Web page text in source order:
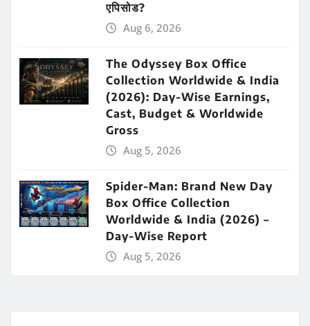
एपिसोड?
Aug 6, 2026
The Odyssey Box Office
Collection Worldwide & India
(2026): Day-Wise Earnings,
Cast, Budget & Worldwide
Gross
Aug 5, 2026
Spider-Man: Brand New Day
Box Office Collection
Worldwide & India (2026) –
Day-Wise Report
Aug 5, 2026